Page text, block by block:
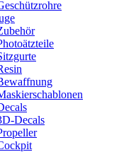
Decals